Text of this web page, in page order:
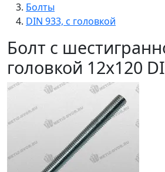
Болты
DIN 933, с головкой
Болт с
головкой 12x120